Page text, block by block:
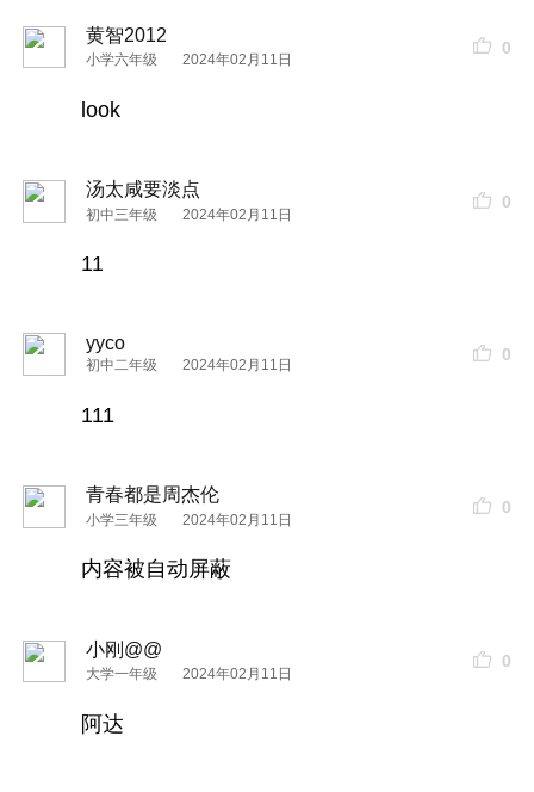
黄智2012
小学六年级 2024年02月11日
0
look
汤太咸要淡点
初中三年级 2024年02月11日
0
11
yyco
初中二年级 2024年02月11日
0
111
青春都是周杰伦
小学三年级 2024年02月11日
0
内容被自动屏蔽
小刚@@
大学一年级 2024年02月11日
0
阿达